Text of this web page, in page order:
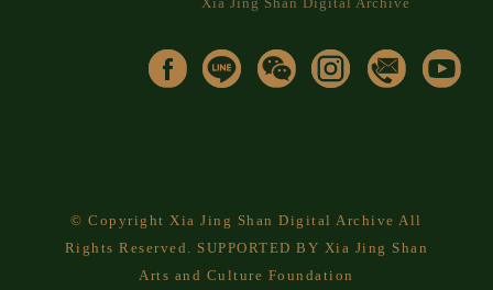
© Copyright Xia Jing Shan Digital Archive All
Rights Reserved. SUPPORTED BY Xia Jing Shan
Arts and Culture Foundation